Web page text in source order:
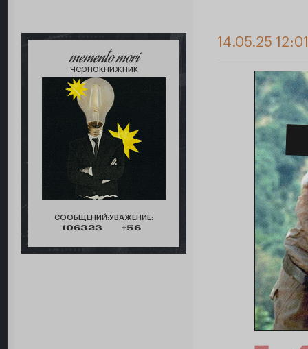
memento mori
чернокнижник
СООБЩЕНИЙ:
106323
УВАЖЕНИЕ:
+56
14.05.25